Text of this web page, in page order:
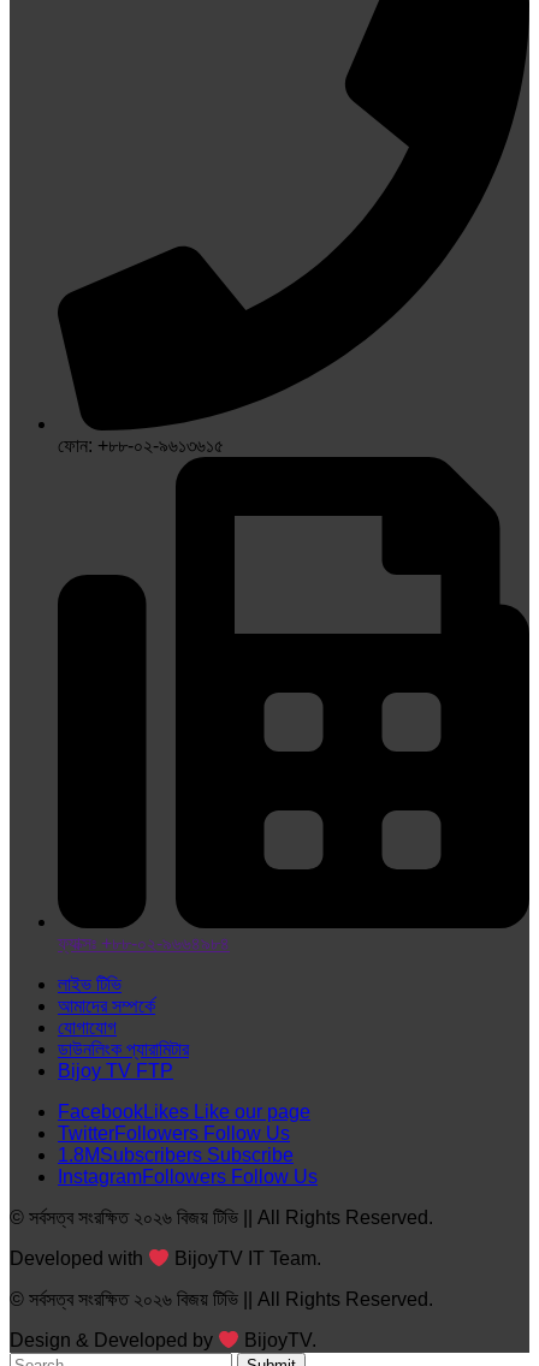
ফোন: +৮৮-০২-৯৬১৩৬১৫
ফ্যাক্সঃ +৮৮-০২-৯৬৬৪৯৮৪
লাইভ টিভি
আমাদের সম্পর্কে
যোগাযোগ
ডাউনলিংক প্যারামিটার
Bijoy TV FTP
FacebookLikes Like our page
TwitterFollowers Follow Us
1.8MSubscribers Subscribe
InstagramFollowers Follow Us
© সর্বসত্ব সংরক্ষিত ২০২৬ বিজয় টিভি || All Rights Reserved.
Developed with
BijoyTV IT Team.
© সর্বসত্ব সংরক্ষিত ২০২৬ বিজয় টিভি || All Rights Reserved.
Design & Developed by BijoyTV.